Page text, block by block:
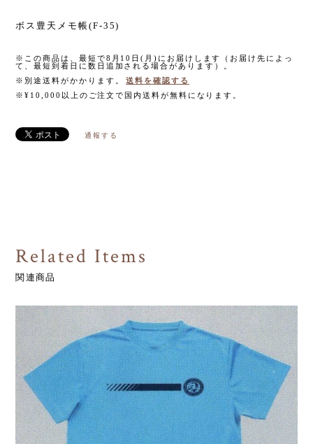
ボス豊天メモ帳(F-35)
※この商品は、最短で8月10日(月)にお届けします（お届け先によっ
て、最短到着日に数日追加される場合があります）。
※別途送料がかかります。
送料を確認する
※¥10,000以上のご注文で国内送料が無料になります。
通報する
Related Items
関連商品